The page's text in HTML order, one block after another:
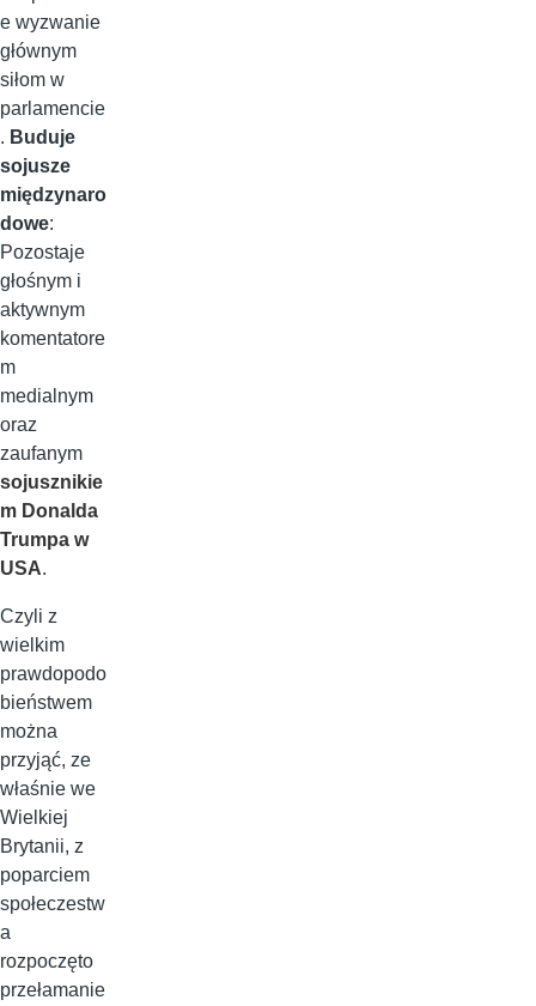
e wyzwanie
głównym
siłom w
parlamencie
. Buduje
sojusze
międzynaro
dowe:
Pozostaje
głośnym i
aktywnym
komentatore
m
medialnym
oraz
zaufanym
sojusznikie
m Donalda
Trumpa w
USA.
Czyli z
wielkim
prawdopodo
bieństwem
można
przyjąć, ze
właśnie we
Wielkiej
Brytanii, z
poparciem
społeczestw
a
rozpoczęto
przełamanie